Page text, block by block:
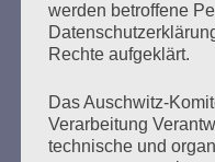
Ich werd’ so lange
auf der Welt gibt.
Esther Bejarano
werden betroffene
Rechte aufgeklärt.
Das Auschwitz-
Verarbeitung
technische und